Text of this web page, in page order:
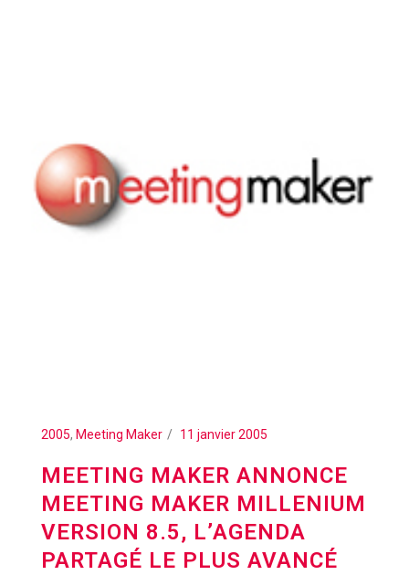
2005, Meeting Maker 11 janvier 2005
MEETING MAKER ANNONCE
MEETING MAKER MILLENIUM
VERSION 8.5, L’AGENDA
PARTAGÉ LE PLUS AVANCÉ